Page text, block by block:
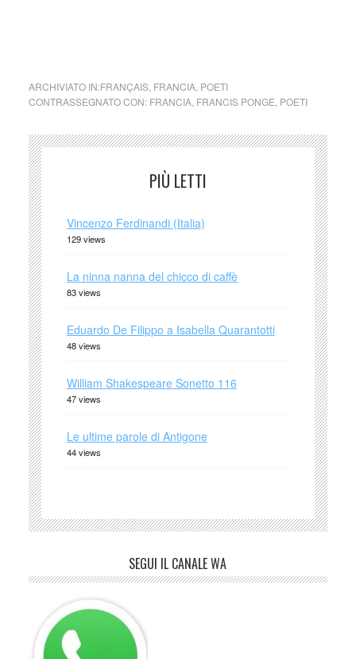
ARCHIVIATO IN:FRANÇAIS, FRANCIA, POETI
CONTRASSEGNATO CON: FRANCIA, FRANCIS PONGE POETI
PIÙ LETTI
Vincenzo Ferdinandi (Italia)
129 views
La ninna nanna del chicco di caffè
83 views
Eduardo De Filippo a Isabella Quarantotti
48 views
William Shakespeare Sonetto 116
47 views
Le ultime parole di Antigone
44 views
SEGUI IL CANALE WA